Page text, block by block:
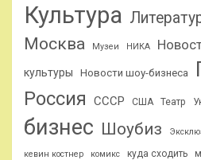
Культура
Москва Музеи НИКА
культуры Новости шоу-бизнеса
Россия СССР США Театр
бизнес Шоубиз
кевин костнер комикс куда сходить